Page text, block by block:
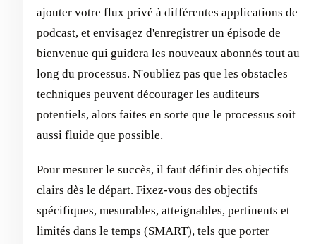
ajouter votre flux privé à différentes applications de
podcast, et envisagez d'enregistrer un épisode de
bienvenue qui guidera les nouveaux abonnés tout au
long du processus. N'oubliez pas que les obstacles
techniques peuvent décourager les auditeurs
potentiels, alors faites en sorte que le processus soit
aussi fluide que possible.
Pour mesurer le succès, il faut définir des objectifs
clairs dès le départ. Fixez-vous des objectifs
spécifiques, mesurables, atteignables, pertinents et
limités dans le temps (SMART), tels que porter